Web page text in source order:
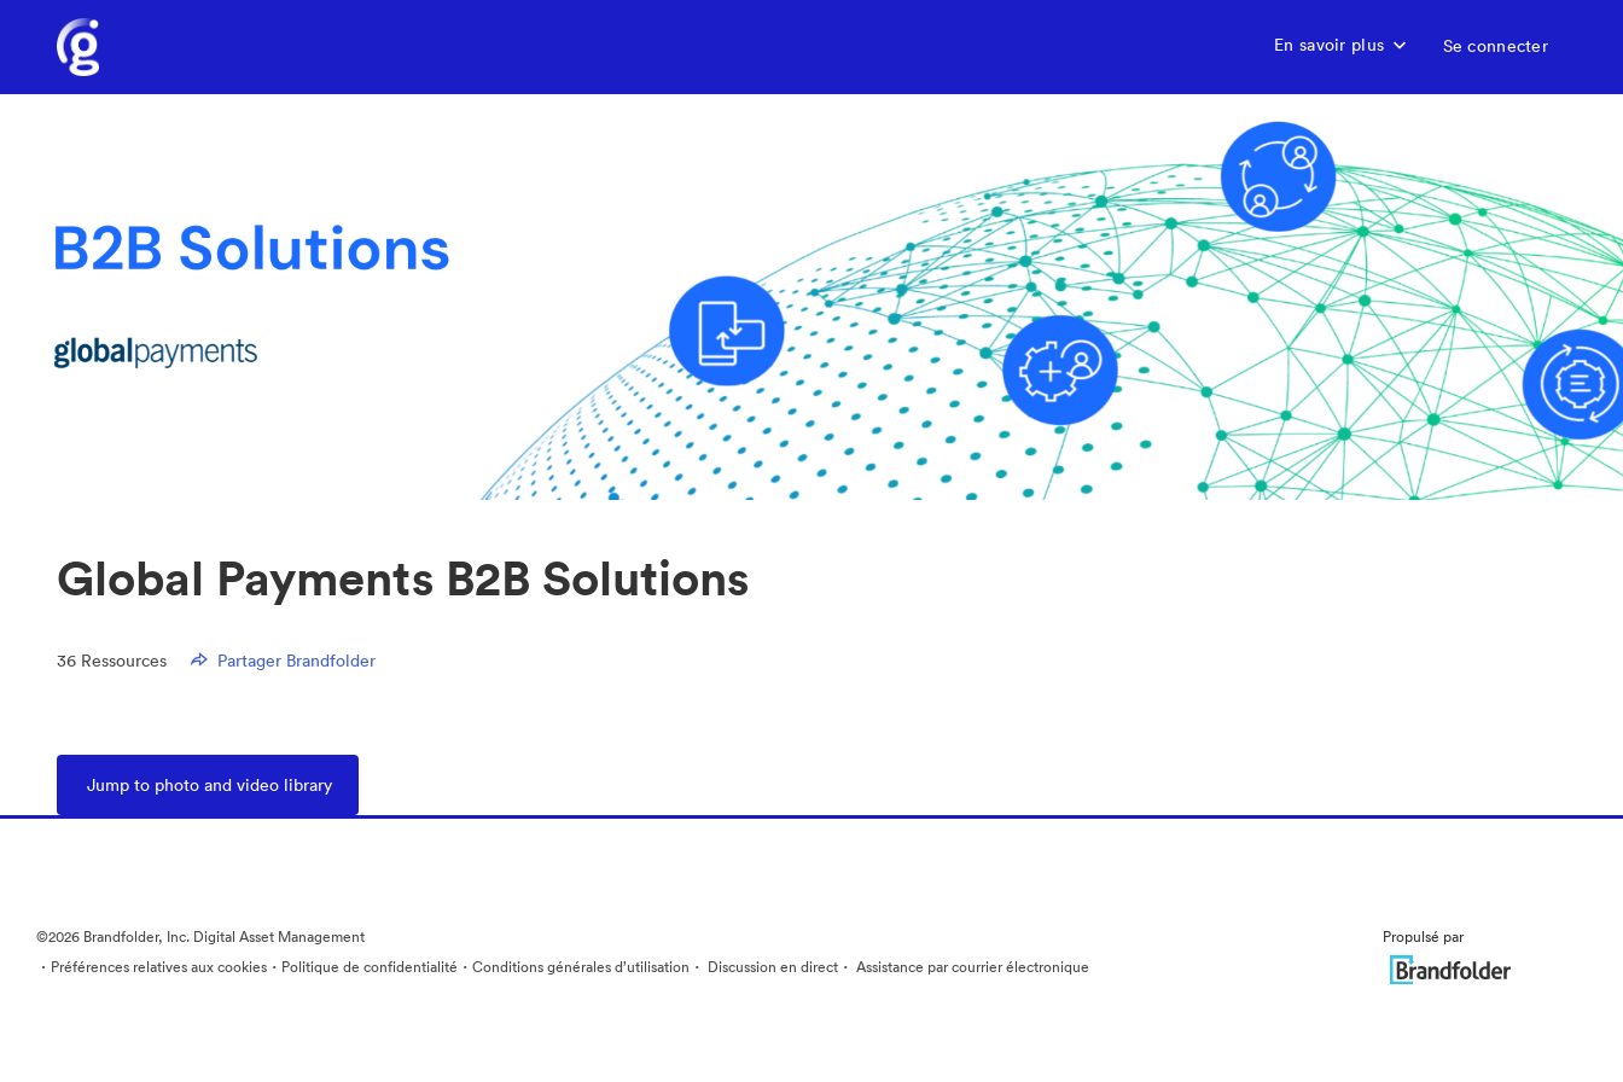
En savoir plus Se connecter
Global Payments B2B Solutions
36 Ressources Partager Brandfolder
Jump to photo and video library
©2026 Brandfolder, Inc. Digital Asset Management
· Préférences relatives aux cookies · Politique de confidentialité · Conditions générales d’utilisation · Discussion en direct · Assistance par courrier électronique
Propulsé par